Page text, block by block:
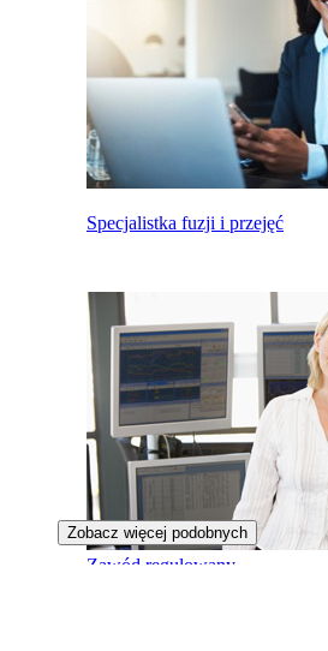
Specjalistka fuzji i przejęć
Zawód regulowany
Zobacz więcej podobnych